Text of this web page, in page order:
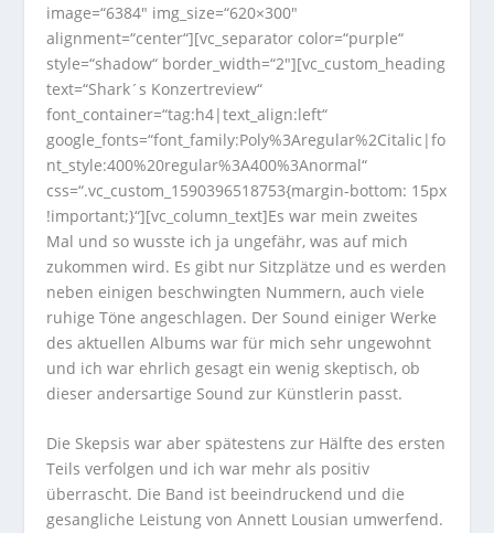
image=“6384″ img_size=“620×300″
alignment=“center“][vc_separator color=“purple“
style=“shadow“ border_width=“2″][vc_custom_heading
text=“Shark´s Konzertreview“
font_container=“tag:h4|text_align:left“
google_fonts=“font_family:Poly%3Aregular%2Citalic|fo
nt_style:400%20regular%3A400%3Anormal“
css=“.vc_custom_1590396518753{margin-bottom: 15px
!important;}“][vc_column_text]Es war mein zweites
Mal und so wusste ich ja ungefähr, was auf mich
zukommen wird. Es gibt nur Sitzplätze und es werden
neben einigen beschwingten Nummern, auch viele
ruhige Töne angeschlagen. Der Sound einiger Werke
des aktuellen Albums war für mich sehr ungewohnt
und ich war ehrlich gesagt ein wenig skeptisch, ob
dieser andersartige Sound zur Künstlerin passt.
Die Skepsis war aber spätestens zur Hälfte des ersten
Teils verfolgen und ich war mehr als positiv
überrascht. Die Band ist beeindruckend und die
gesangliche Leistung von Annett Lousian umwerfend.